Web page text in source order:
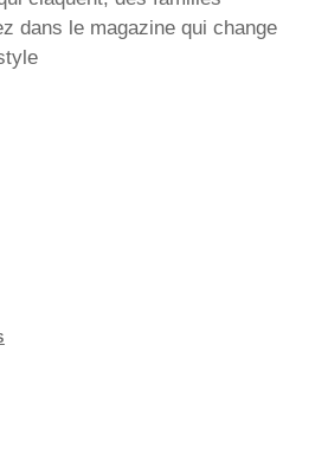
dans le magazine qui change